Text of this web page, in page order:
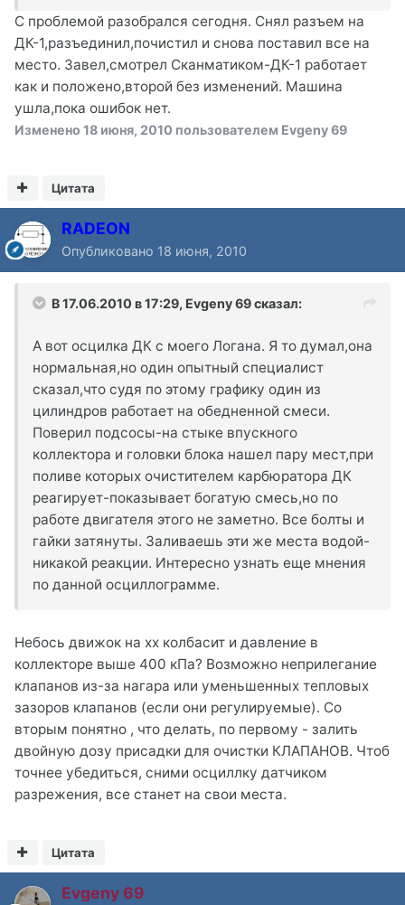
С проблемой разобрался сегодня. Снял разъем на
ДК-1,разъединил,почистил и снова поставил все на
место. Завел,смотрел Сканматиком-ДК-1 работает
как и положено,второй без изменений. Машина
ушла,пока ошибок нет.
Изменено 18 июня, 2010 пользователем Evgeny 69
Цитата
RADEON
Опубликовано 18 июня, 2010
В 17.06.2010 в 17:29, Evgeny 69 сказал:
А вот осцилка ДК с моего Логана. Я то думал,она
нормальная,но один опытный специалист
сказал,что судя по этому графику один из
цилиндров работает на обедненной смеси.
Поверил подсосы-на стыке впускного
коллектора и головки блока нашел пару мест,при
поливе которых очистителем карбюратора ДК
реагирует-показывает богатую смесь,но по
работе двигателя этого не заметно. Все болты и
гайки затянуты. Заливаешь эти же места водой-
никакой реакции. Интересно узнать еще мнения
по данной осциллограмме.
Небось движок на хх колбасит и давление в
коллекторе выше 400 кПа? Возможно неприлегание
клапанов из-за нагара или уменьшенных тепловых
зазоров клапанов (если они регулируемые). Со
вторым понятно , что делать, по первому - залить
двойную дозу присадки для очистки КЛАПАНОВ. Чтоб
точнее убедиться, сними осциллку датчиком
разрежения, все станет на свои места.
Цитата
Evgeny 69